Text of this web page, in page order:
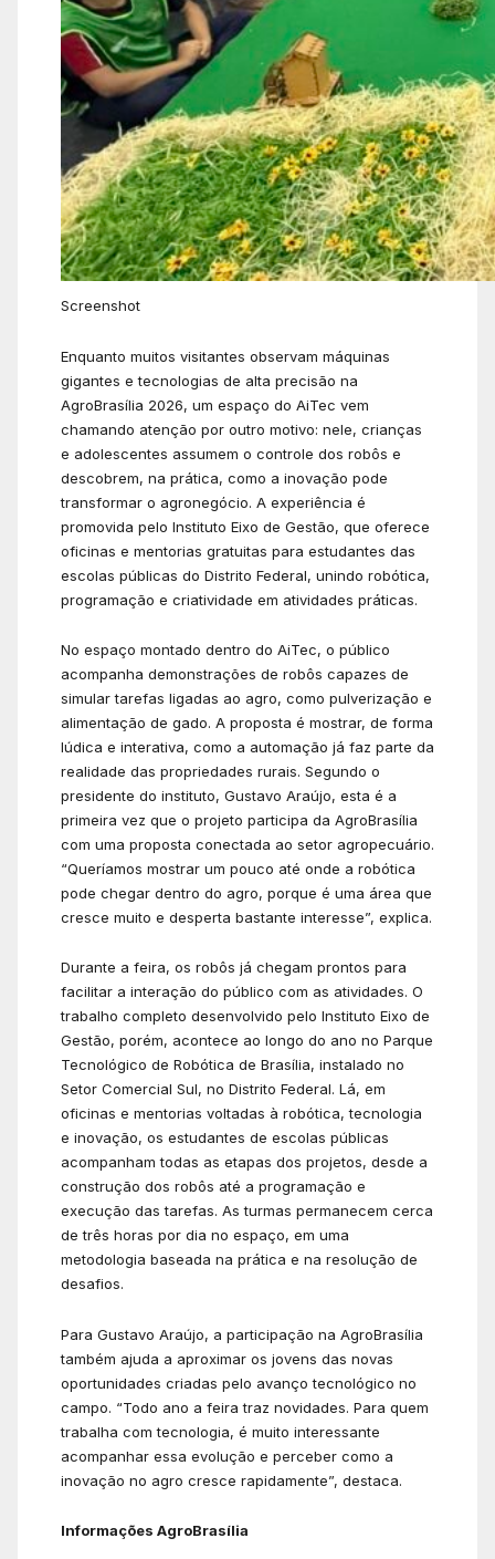
Screenshot
Enquanto muitos visitantes observam máquinas
gigantes e tecnologias de alta precisão na
AgroBrasília 2026, um espaço do AiTec vem
chamando atenção por outro motivo: nele, crianças
e adolescentes assumem o controle dos robôs e
descobrem, na prática, como a inovação pode
transformar o agronegócio. A experiência é
promovida pelo Instituto Eixo de Gestão, que oferece
oficinas e mentorias gratuitas para estudantes das
escolas públicas do Distrito Federal, unindo robótica,
programação e criatividade em atividades práticas.
No espaço montado dentro do AiTec, o público
acompanha demonstrações de robôs capazes de
simular tarefas ligadas ao agro, como pulverização e
alimentação de gado. A proposta é mostrar, de forma
lúdica e interativa, como a automação já faz parte da
realidade das propriedades rurais. Segundo o
presidente do instituto, Gustavo Araújo, esta é a
primeira vez que o projeto participa da AgroBrasília
com uma proposta conectada ao setor agropecuário.
“Queríamos mostrar um pouco até onde a robótica
pode chegar dentro do agro, porque é uma área que
cresce muito e desperta bastante interesse”, explica.
Durante a feira, os robôs já chegam prontos para
facilitar a interação do público com as atividades. O
trabalho completo desenvolvido pelo Instituto Eixo de
Gestão, porém, acontece ao longo do ano no Parque
Tecnológico de Robótica de Brasília, instalado no
Setor Comercial Sul, no Distrito Federal. Lá, em
oficinas e mentorias voltadas à robótica, tecnologia
e inovação, os estudantes de escolas públicas
acompanham todas as etapas dos projetos, desde a
construção dos robôs até a programação e
execução das tarefas. As turmas permanecem cerca
de três horas por dia no espaço, em uma
metodologia baseada na prática e na resolução de
desafios.
Para Gustavo Araújo, a participação na AgroBrasília
também ajuda a aproximar os jovens das novas
oportunidades criadas pelo avanço tecnológico no
campo. “Todo ano a feira traz novidades. Para quem
trabalha com tecnologia, é muito interessante
acompanhar essa evolução e perceber como a
inovação no agro cresce rapidamente”, destaca.
Informações AgroBrasília